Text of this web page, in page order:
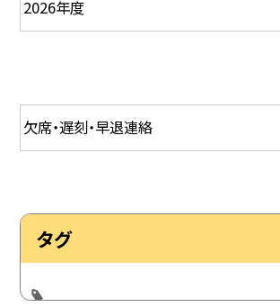
タグ